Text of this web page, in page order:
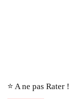
⭐️ A ne pas Rater !